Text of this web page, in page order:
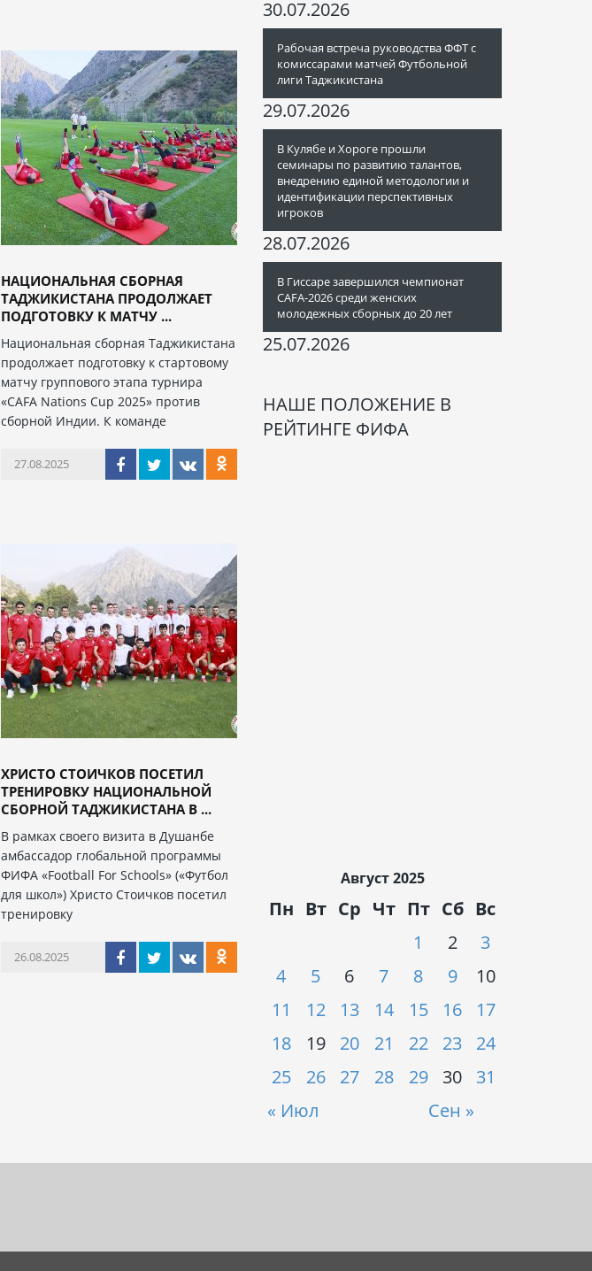
НАЦИОНАЛЬНАЯ СБОРНАЯ
ТАДЖИКИСТАНА ПРОДОЛЖАЕТ
ПОДГОТОВКУ К МАТЧУ ...
Национальная сборная Таджикистана
продолжает подготовку к стартовому
матчу группового этапа турнира
«CAFA Nations Cup 2025» против
сборной Индии. К команде
27.08.2025
ХРИСТО СТОИЧКОВ ПОСЕТИЛ
ТРЕНИРОВКУ НАЦИОНАЛЬНОЙ
СБОРНОЙ ТАДЖИКИСТАНА В ...
В рамках своего визита в Душанбе
амбассадор глобальной программы
ФИФА «Football For Schools» («Футбол
для школ») Христо Стоичков посетил
тренировку
26.08.2025
30.07.2026
Рабочая встреча руководства ФФТ с
комиссарами матчей Футбольной
лиги Таджикистана
29.07.2026
В Кулябе и Хороге прошли
семинары по развитию талантов,
внедрению единой методологии и
идентификации перспективных
игроков
28.07.2026
В Гиссаре завершился чемпионат
CAFA-2026 среди женских
молодежных сборных до 20 лет
25.07.2026
НАШЕ ПОЛОЖЕНИЕ В
РЕЙТИНГЕ ФИФА
Август 2025
Пн Вт Ср Чт Пт Сб Вс
« Июл Сен »
1 2
3
4
5 6 7 8 9
10
11
12 13 14 15 16
17
18
19 20 21 22 23
24
25
26 27 28 29 30 31